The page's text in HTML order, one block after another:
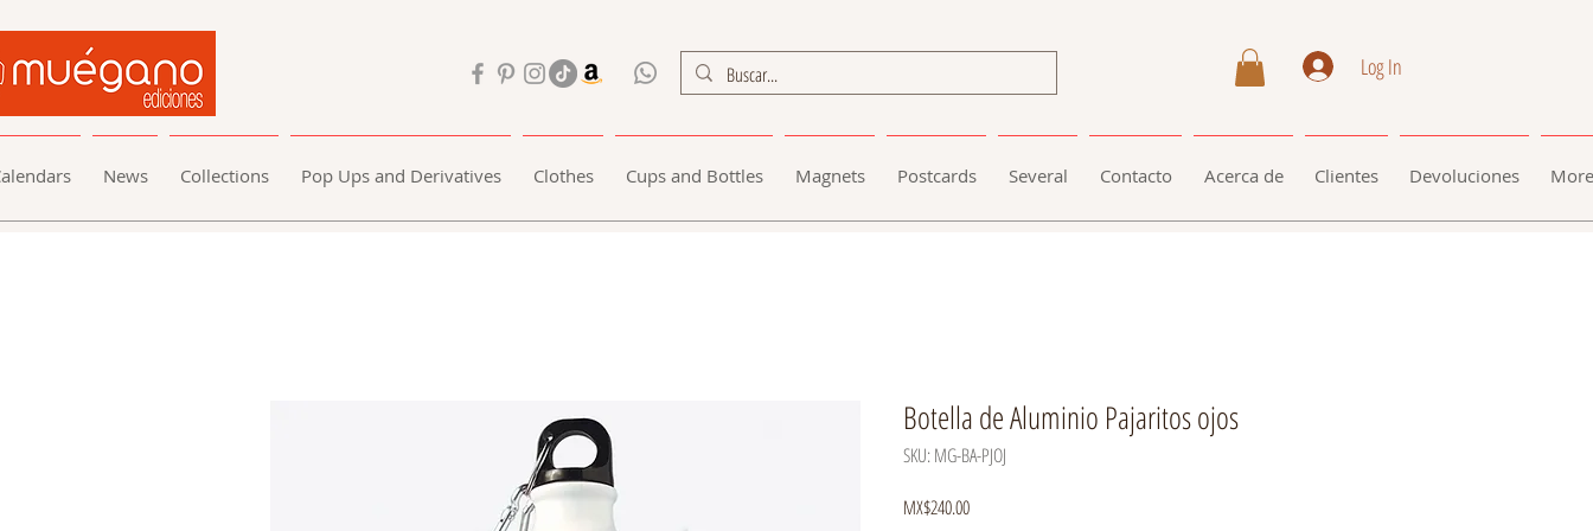
Log In
News Collections Pop Ups and Derivatives Clothes Cups and Bottles Magnets Postcards Several Contacto Acerca de Clientes Devoluciones More
Botella de Aluminio Pajaritos ojos
SKU: MG-BA-PJOJ
MX$240.00Price